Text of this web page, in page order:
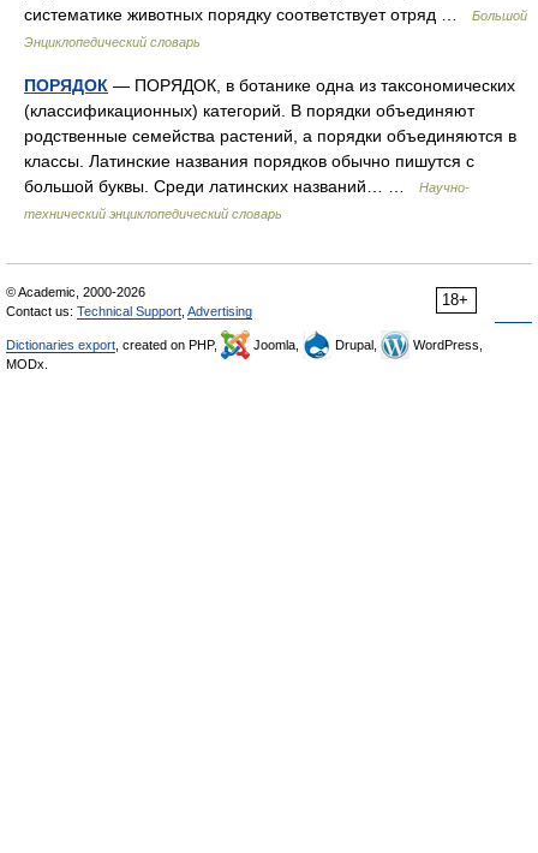
систематике животных порядку соответствует отряд …
Большой
Энциклопедический словарь
ПОРЯДОК — ПОРЯДОК, в ботанике одна из таксономических
(классификационных) категорий. В порядки объединяют
родственные семейства растений, а порядки объединяются в
классы. Латинские названия порядков обычно пишутся с
большой буквы. Среди латинских названий… …
Научно-
технический энциклопедический словарь
18+
© Academic, 2000-2026
Contact us: Technical Support Advertising
Dictionaries export , created on PHP, Joomla, Drupal,
WordPress,
MODx.